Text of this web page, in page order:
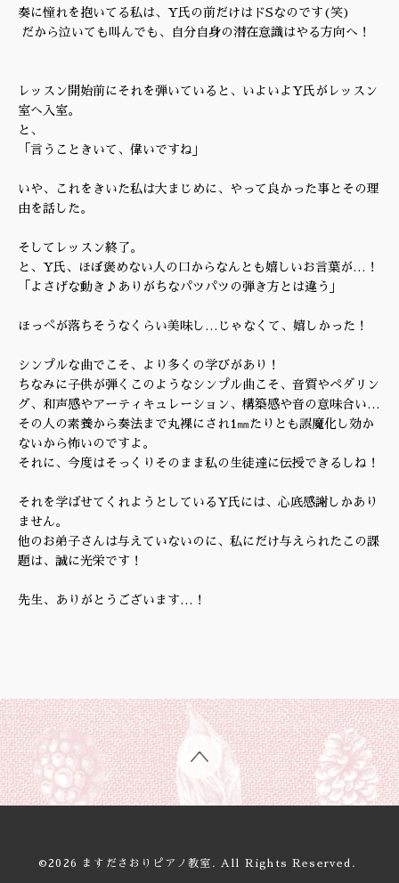
奏に憧れを抱いてる私は、Y氏の前だけはドSなのです(笑)
だから泣いても叫んでも、自分自身の潜在意識はやる方向へ！
レッスン開始前にそれを弾いていると、いよいよY氏がレッスン
室へ入室。
と、
「言うこときいて、偉いですね」
いや、これをきいた私は大まじめに、やって良かった事とその理
由を話した。
そしてレッスン終了。
と、Y氏、ほぼ褒めない人の口からなんとも嬉しいお言葉が…！
「よさげな動き♪ありがちなパツパツの弾き方とは違う」
ほっぺが落ちそうなくらい美味し…じゃなくて、嬉しかった！
シンプルな曲でこそ、より多くの学びがあり！
ちなみに子供が弾くこのようなシンプル曲こそ、音質やペダリン
グ、和声感やアーティキュレーション、構築感や音の意味合い…
その人の素養から奏法まで丸裸にされ1㎜たりとも誤魔化し効か
ないから怖いのですよ。
それに、今度はそっくりそのまま私の生徒達に伝授できるしね！
それを学ばせてくれようとしているY氏には、心底感謝しかあり
ません。
他のお弟子さんは与えていないのに、私にだけ与えられたこの課
題は、誠に光栄です！
先生、ありがとうございます…！
©2026 ますださおりピアノ教室 . All Rights Reserved.